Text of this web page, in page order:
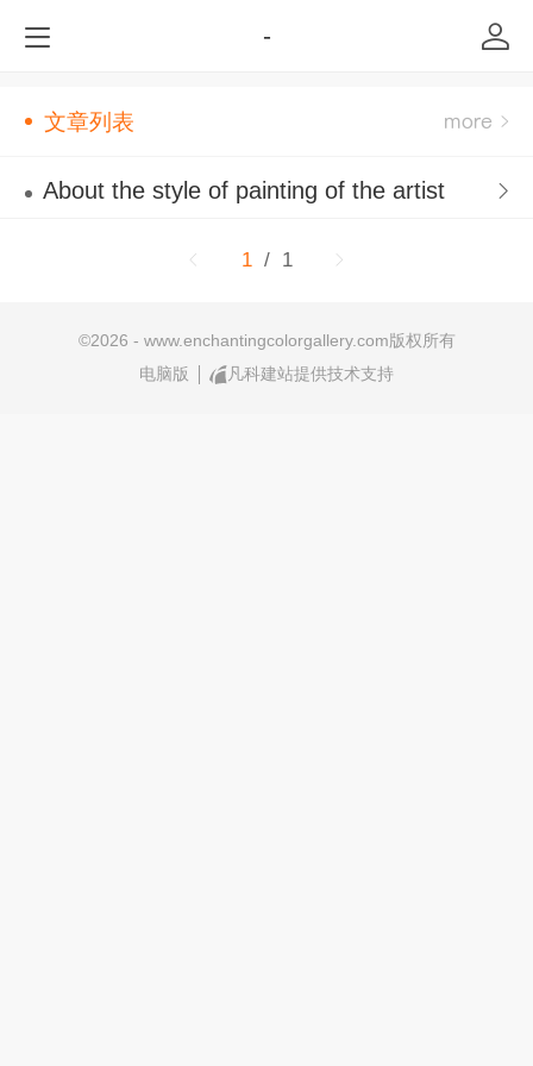
-
文章列表
About the style of painting of the artist
1 / 1
©2026 - www.enchantingcolorgallery.com版权所有
电脑版
凡科建站提供技术支持